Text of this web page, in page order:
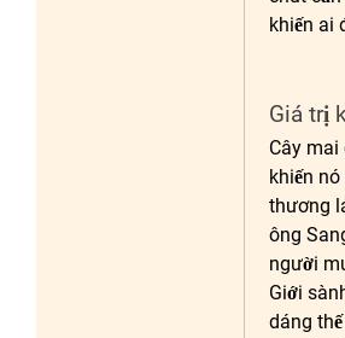
khiến ai
Giá trị
Cây
khiến
thương
ông
người
Giới
dáng